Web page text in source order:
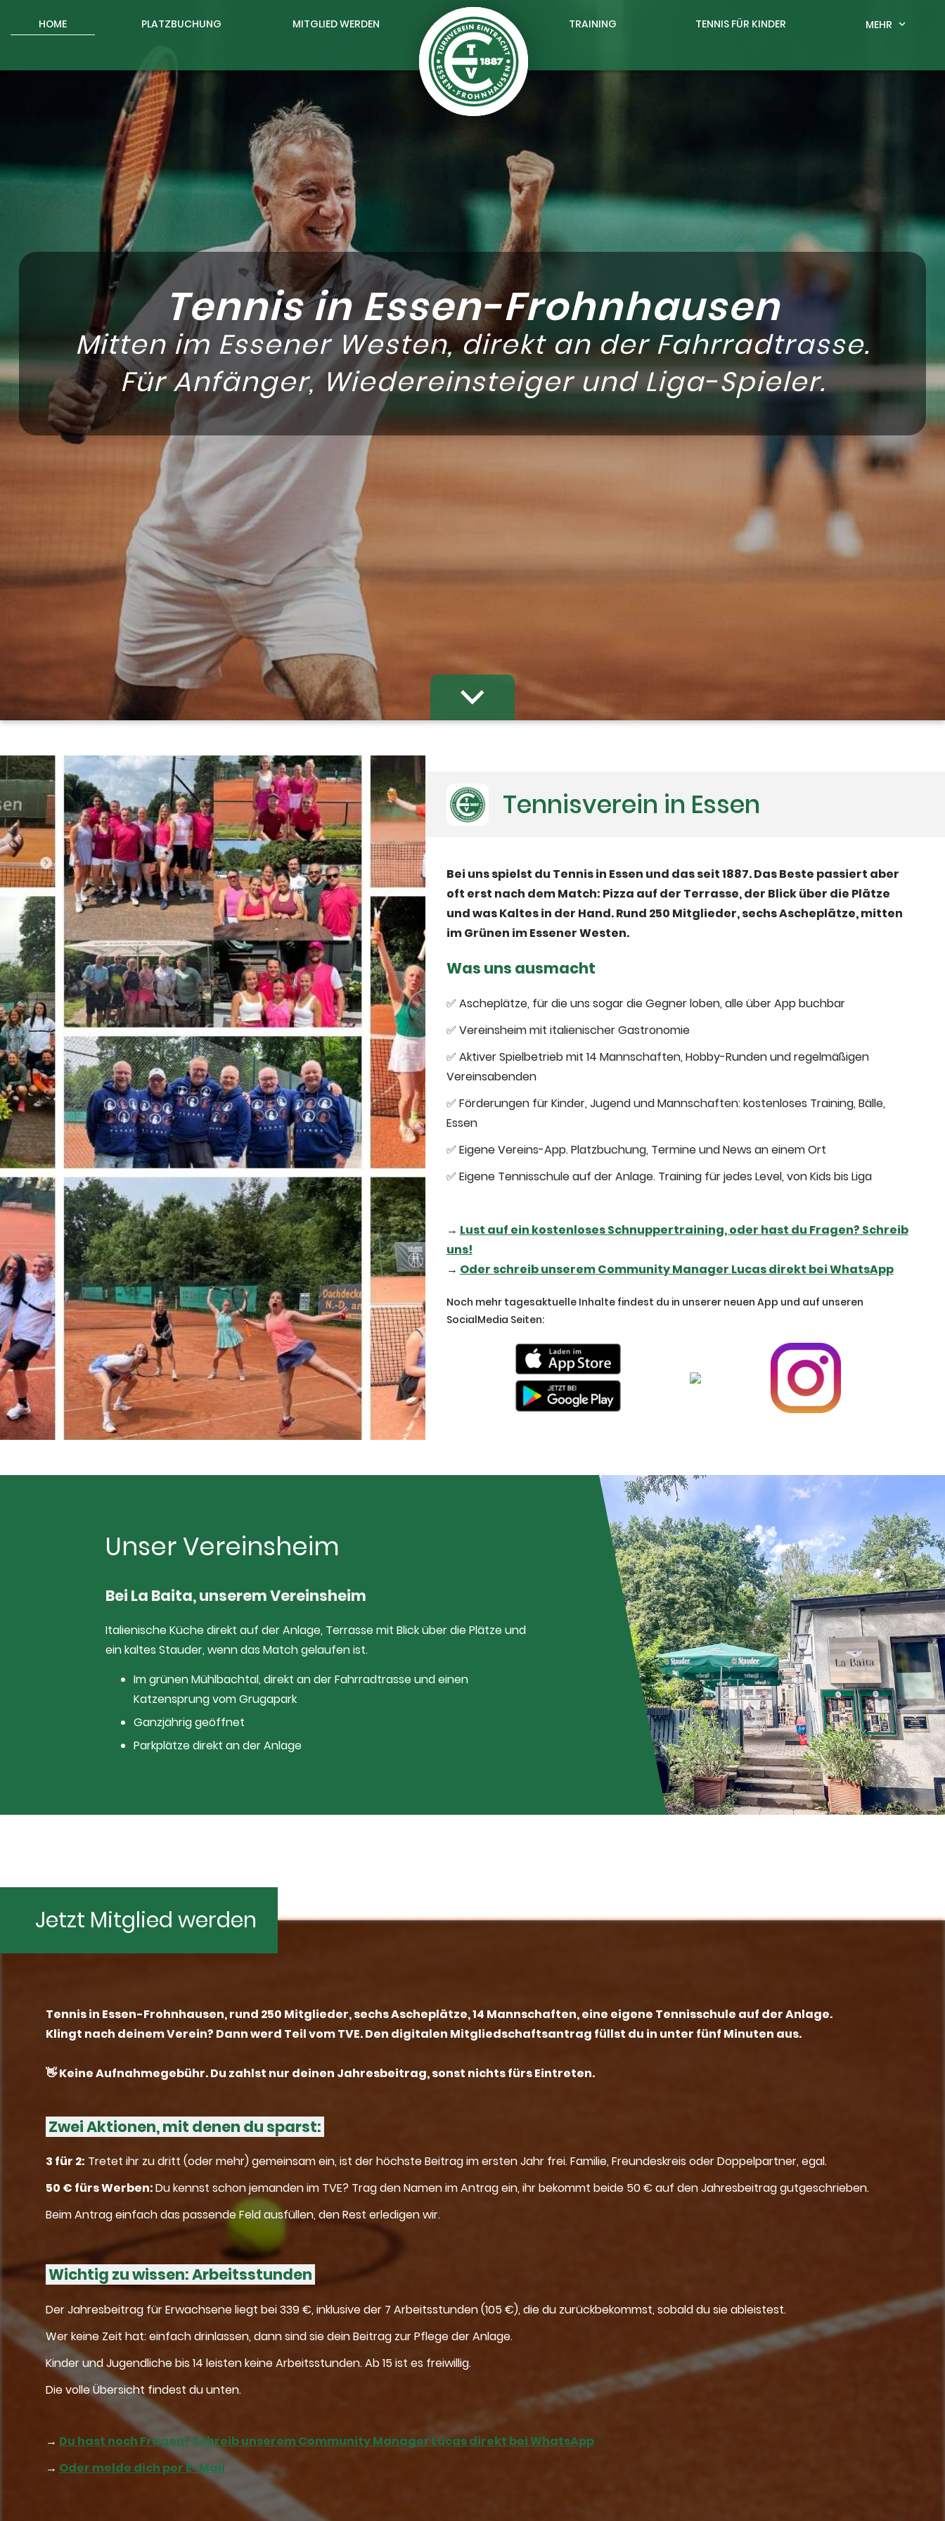
HOME PLATZBUCHUNG MITGLIED WERDEN TRAINING TENNIS FÜR KINDER MEHR expand_more
Tennis in Essen-Frohnhausen
Mitten im Essener Westen, direkt an der Fahrradtrasse.
Für Anfänger, Wiedereinsteiger und Liga-Spieler.
Tennisverein in Essen
Bei uns spielst du Tennis in Essen und das seit 1887. Das Beste passiert aber
oft erst nach dem Match: Pizza auf der Terrasse, der Blick über die Plätze
und was Kaltes in der Hand. Rund 250 Mitglieder, sechs Ascheplätze, mitten
im Grünen im Essener Westen.
Was uns ausmacht
✅ Ascheplätze, für die uns sogar die Gegner loben, alle über App buchbar
✅ Vereinsheim mit italienischer Gastronomie
✅ Aktiver Spielbetrieb mit 14 Mannschaften, Hobby-Runden und regelmäßigen
Vereinsabenden
✅ Förderungen für Kinder, Jugend und Mannschaften: kostenloses Training, Bälle,
Essen
✅ Eigene Vereins-App. Platzbuchung, Termine und News an einem Ort
✅ Eigene Tennisschule auf der Anlage. Training für jedes Level, von Kids bis Liga
→ Lust auf ein kostenloses Schnuppertraining, oder hast du Fragen? Schreib
uns!
→ Oder schreib unserem Community Manager Lucas direkt bei WhatsApp
Noch mehr tagesaktuelle Inhalte findest du in unserer neuen App und auf unseren
SocialMedia Seiten:
Unser Vereinsheim
Bei La Baita, unserem Vereinsheim
Italienische Küche direkt auf der Anlage, Terrasse mit Blick über die Plätze und
ein kaltes Stauder, wenn das Match gelaufen ist.
Im grünen Mühlbachtal, direkt an der Fahrradtrasse und einen
Katzensprung vom Grugapark
Ganzjährig geöffnet
Parkplätze direkt an der Anlage
Jetzt Mitglied werden
Tennis in Essen-Frohnhausen, rund 250 Mitglieder, sechs Ascheplätze, 14 Mannschaften, eine eigene Tennisschule auf der Anlage.
Klingt nach deinem Verein? Dann werd Teil vom TVE.Den digitalen Mitgliedschaftsantrag füllst du in unter fünf Minuten aus.
👋 Keine Aufnahmegebühr. Du zahlst nur deinen Jahresbeitrag, sonst nichts fürs Eintreten.
Zwei Aktionen, mit denen du sparst:
3 für 2: Tretet ihr zu dritt (oder mehr) gemeinsam ein, ist der höchste Beitrag im ersten Jahr frei. Familie, Freundeskreis oder Doppelpartner, egal.
50 € fürs Werben:Du kennst schon jemanden im TVE? Trag den Namen im Antrag ein, ihr bekommt beide 50 € auf den Jahresbeitrag gutgeschrieben.
Beim Antrag einfach das passende Feld ausfüllen, den Rest erledigen wir.
Wichtig zu wissen: Arbeitsstunden
Der Jahresbeitrag für Erwachsene liegt bei 339 €, inklusive der 7 Arbeitsstunden (105 €), die du zurückbekommst, sobald du sie ableistest.
Wer keine Zeit hat: einfach drinlassen, dann sind sie dein Beitrag zur Pflege der Anlage.
Kinder und Jugendliche bis 14 leisten keine Arbeitsstunden. Ab 15 ist es freiwillig.
Die volle Übersicht findest du unten.
→ Du hast noch Fragen? Schreib unserem Community Manager Lucas direkt bei WhatsApp
→ Oder melde dich per E-Mail